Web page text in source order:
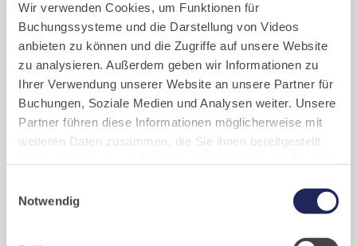
Wir verwenden Cookies, um Funktionen für
Buchungssysteme und die Darstellung von Videos
anbieten zu können und die Zugriffe auf unsere Website
zu analysieren. Außerdem geben wir Informationen zu
Ihrer Verwendung unserer Website an unsere Partner für
Buchungen, Soziale Medien und Analysen weiter. Unsere
Partner führen diese Informationen möglicherweise mit
weiteren Daten zusammen, die Sie ihnen bereitgestellt
challenges.cloudflare.com: Wir verwenden das online
Buchungssystem MEWS in unserem Hotel und unserem
Notwendig
Mo 17. Aug 2026 - Do 20. Aug 2026
Schriftkunst und Kalligrafie 2026